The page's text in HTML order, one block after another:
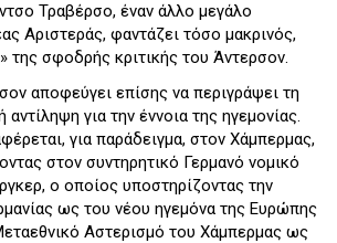
Τραβέρσο, έναν άλλο μεγάλο
Αριστεράς, φαντάζει τόσο μακρινός,
της σφοδρής κριτικής του Άντερσον.
αποφεύγει επίσης να περιγράψει τη
για την έννοια της ηγεμονίας.
για παράδειγμα, στον Χάμπερμας,
στον συντηρητικό Γερμανό νομικό
ο οποίος υποστηρίζοντας την
ως του νέου ηγεμόνα της Ευρώπης
Αστερισμό του Χάμπερμας ως